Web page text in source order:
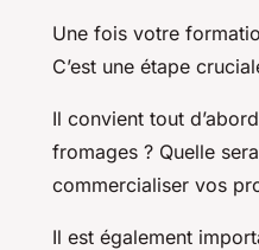
Une fois votre
C’est une étape
Il convient tout
fromages ? Quelle
commercialiser vos
Il est également